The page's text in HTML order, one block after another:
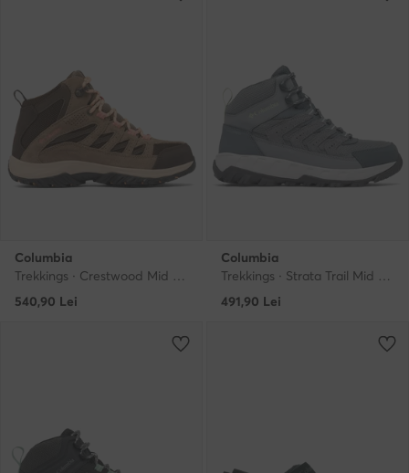
Columbia
540,90 Lei
Columbia
491,90 Lei